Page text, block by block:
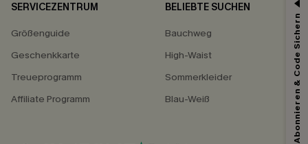
SERVICEZENTRUM
Größenguide
Geschenkkarte
Treueprogramm
Affiliate Programm
BELIEBTE SUCHEN
Bauchweg
High-Waist
Sommerkleider
Blau-Weiß
15% ERHALTEN
15% ohne MBW für E-Mail-Abonnenten. Abonnieren & Code Sichern